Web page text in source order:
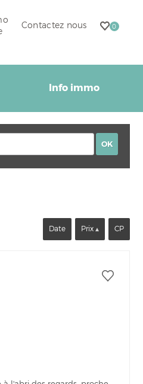
Contactez nous 0
Info immo
Date Prix CP